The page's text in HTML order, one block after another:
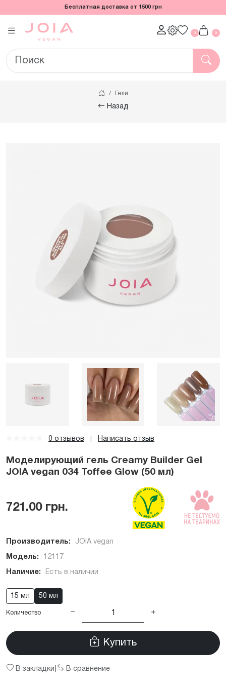
Бесплатная доставка от 1500 грн
0 0
Гели
Назад
0 отзывов Написать отзыв
Моделирующий гель Creamy Builder Gel
JOIA vegan 034 Toffee Glow (50 мл)
721.00 грн.
Производитель: JOIA vegan
Модель: 12117
Наличие: Есть в наличии
15 мл 50 мл
Количество
Купить
В закладки В сравнение